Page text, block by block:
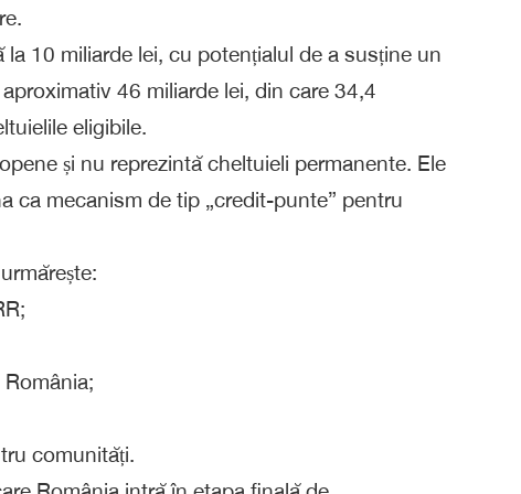
10 miliarde lei, cu potențialul de a susține un
46 miliarde lei, din care 34,4
eligibile.
și nu reprezintă cheltuieli permanente. Ele
ca mecanism de tip „credit-punte” pentru
comunități.